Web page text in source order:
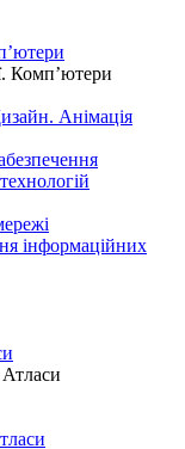
Комп’ютери
Анімація
інформаційних